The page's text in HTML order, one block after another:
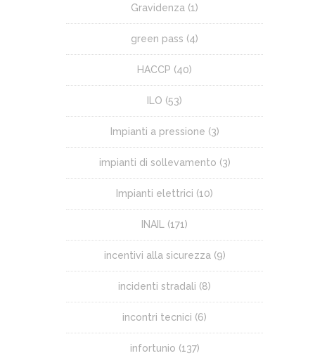
Gravidenza (1)
green pass (4)
HACCP (40)
ILO (53)
Impianti a pressione (3)
impianti di sollevamento (3)
Impianti elettrici (10)
INAIL (171)
incentivi alla sicurezza (9)
incidenti stradali (8)
incontri tecnici (6)
infortunio (137)